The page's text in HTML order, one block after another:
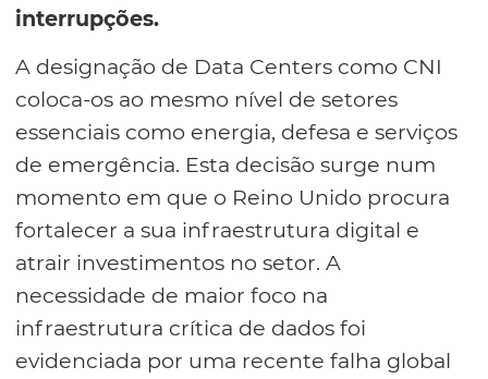
interrupções.
A designação de Data Centers como CNI
coloca-os ao mesmo nível de setores
essenciais como energia, defesa e serviços
de emergência. Esta decisão surge num
momento em que o Reino Unido procura
fortalecer a sua infraestrutura digital e
atrair investimentos no setor. A
necessidade de maior foco na
infraestrutura crítica de dados foi
evidenciada por uma recente falha global